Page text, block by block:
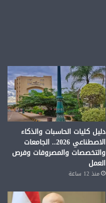
دليل كليات الحاسبات والذكاء
الاصطناعي 2026.. الجامعات
والتخصصات والمصروفات وفرص
العمل
منذ 12 ساعة